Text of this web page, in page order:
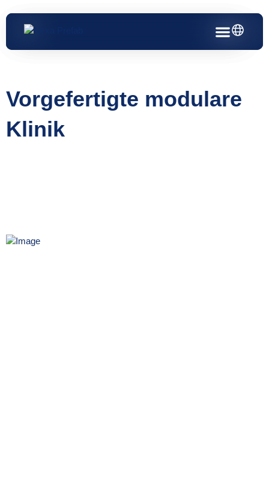
Inhalt
springen
Vorgefertigte modulare
Klinik